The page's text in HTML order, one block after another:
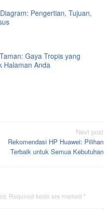
Pengertian, Tujuan,
Gaya Tropis yang
Halaman Anda
Next post
Rekomendasi HP Huawei: Pilihan
Terbaik untuk Semua Kebutuhan
Required fields are marked *